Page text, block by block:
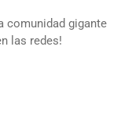
comunidad gigante
las redes!